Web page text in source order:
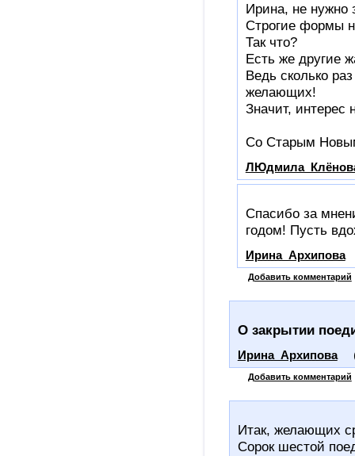
Ирина, не нужно
Строгие формы
Так что?
Есть же другие
Ведь сколько
желающих!
Значит, интерес
Со Старым
Спасибо за
годом! Пусть
Ирина_Архипова
Добавить комментарий
О закрытии
Ирина_Архипова
Добавить комментарий
Итак, желающих
Сорок шестой